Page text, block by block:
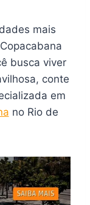
mais
busca viver
conte
em
no Rio de